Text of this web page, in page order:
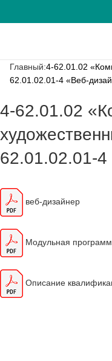
Главный:4-62.01.02
62.01.02.01-4 «Веб-
4-62.01.02 «Компьютерный
62.01.02.01-
веб-дизайнер
Модульная
Описание